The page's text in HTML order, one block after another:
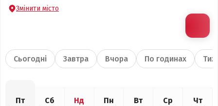
Змінити місто
Сьогодні Завтра Вчора По годинах
Пт Сб Нд Пн Вт Ср Чт